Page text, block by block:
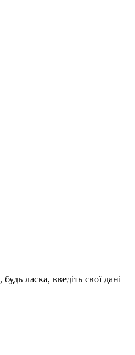
ласка, введіть свої дані